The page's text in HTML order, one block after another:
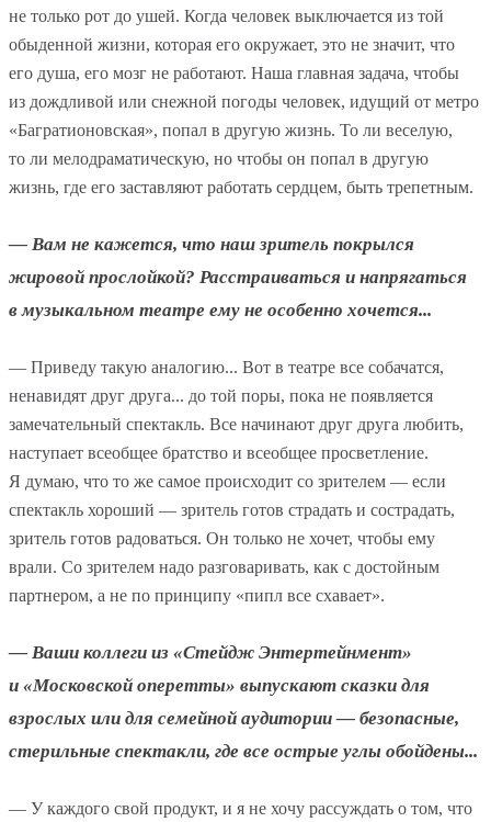
не только рот до ушей. Когда человек выключается из той
обыденной жизни, которая его окружает, это не значит, что
его душа, его мозг не работают. Наша главная задача, чтобы
из дождливой или снежной погоды человек, идущий от метро
«Багратионовская», попал в другую жизнь. То ли веселую,
то ли мелодраматическую, но чтобы он попал в другую
жизнь, где его заставляют работать сердцем, быть трепетным.
— Вам не кажется, что наш зритель покрылся
жировой прослойкой? Расстраиваться и напрягаться
в музыкальном театре ему не особенно хочется...
— Приведу такую аналогию... Вот в театре все собачатся,
ненавидят друг друга... до той поры, пока не появляется
замечательный спектакль. Все начинают друг друга любить,
наступает всеобщее братство и всеобщее просветление.
Я думаю, что то же самое происходит со зрителем — если
спектакль хороший — зритель готов страдать и сострадать,
зритель готов радоваться. Он только не хочет, чтобы ему
врали. Со зрителем надо разговаривать, как с достойным
партнером, а не по принципу «пипл все схавает».
— Ваши коллеги из «Стейдж Энтертейнмент»
и «Московской оперетты» выпускают сказки для
взрослых или для семейной аудитории — безопасные,
стерильные спектакли, где все острые углы обойдены...
— У каждого свой продукт, и я не хочу рассуждать о том, что